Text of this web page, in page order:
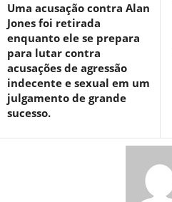
Uma acusação contra Alan
Jones foi retirada
enquanto ele se prepara
para lutar contra
acusações de agressão
indecente e sexual em um
julgamento de grande
sucesso.